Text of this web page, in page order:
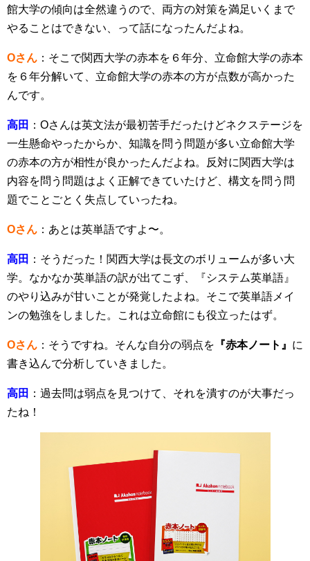
館大学の傾向は全然違うので、両方の対策を満足いくまで
やることはできない、って話になったんだよね。
Oさん ：そこで関西大学の赤本を６年分、立命館大学の赤本
を６年分解いて、立命館大学の赤本の方が点数が高かった
んです。
高田 ：Oさんは英文法が最初苦手だったけどネクステージを
一生懸命やったからか、知識を問う問題が多い立命館大学
の赤本の方が相性が良かったんだよね。反対に関西大学は
内容を問う問題はよく正解できていたけど、構文を問う問
題でことごとく失点していったね。
Oさん ：あとは英単語ですよ〜。
高田 ：そうだった！関西大学は長文のボリュームが多い大
学。なかなか英単語の訳が出てこず、『システム英単語』
のやり込みが甘いことが発覚したよね。そこで英単語メイ
ンの勉強をしました。これは立命館にも役立ったはず。
Oさん ：そうですね。そんな自分の弱点を 『赤本ノート』 に
書き込んで分析していきました。
高田 ：過去問は弱点を見つけて、それを潰すのが大事だっ
たね！